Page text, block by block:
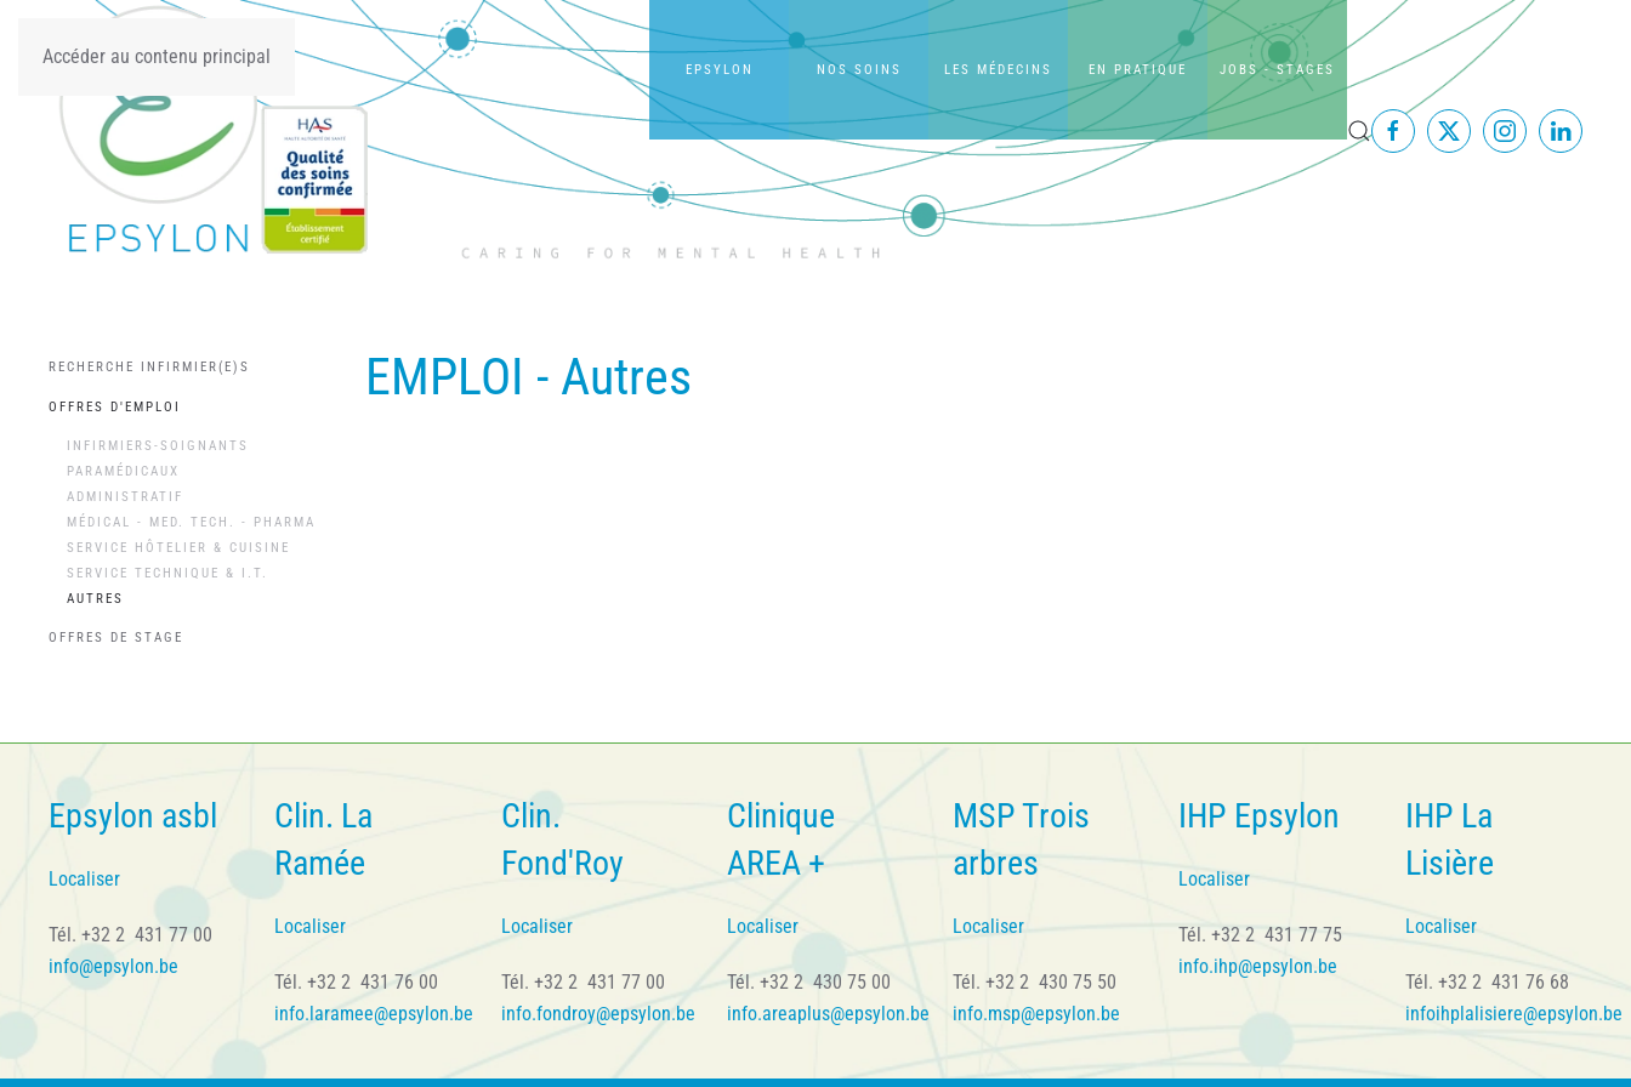
Accéder au contenu principal
EPSYLON NOS SOINS LES MÉDECINS EN PRATIQUE JOBS - STAGES
RECHERCHE INFIRMIER(E)S
OFFRES D'EMPLOI
INFIRMIERS-SOIGNANTS
PARAMÉDICAUX
ADMINISTRATIF
MÉDICAL - MED. TECH. - PHARMA
SERVICE HÔTELIER & CUISINE
SERVICE TECHNIQUE & I.T.
AUTRES
OFFRES DE STAGE
EMPLOI - Autres
Epsylon asbl
Localiser
Tél. +32 2 431 77 00
info@epsylon.be
Clin. La
Ramée
Localiser
Tél. +32 2 431 76 00
info.laramee@epsylon.be
Clin.
Fond'Roy
Localiser
Tél. +32 2 431 77 00
info.fondroy@epsylon.be
Clinique
AREA +
Localiser
Tél. +32 2 430 75 00
info.areaplus@epsylon.be
MSP Trois
arbres
Localiser
Tél. +32 2 430 75 50
info.msp@epsylon.be
IHP Epsylon
Localiser
Tél. +32 2 431 77 75
info.ihp@epsylon.be
IHP La
Lisière
Localiser
Tél. +32 2 431 76 68
infoihplalisiere@epsylon.be